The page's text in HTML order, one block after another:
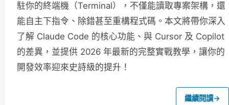
駐你的終端機（Terminal），不僅能讀取專案架構，還
能自主下指令、除錯甚至重構程式碼。本文將帶你深入
了解 Claude Code 的核心功能、與 Cursor 及 Copilot
的差異，並提供 2026 年最新的完整實戰教學，讓你的
開發效率迎來史詩級的提升！
繼續閱讀→